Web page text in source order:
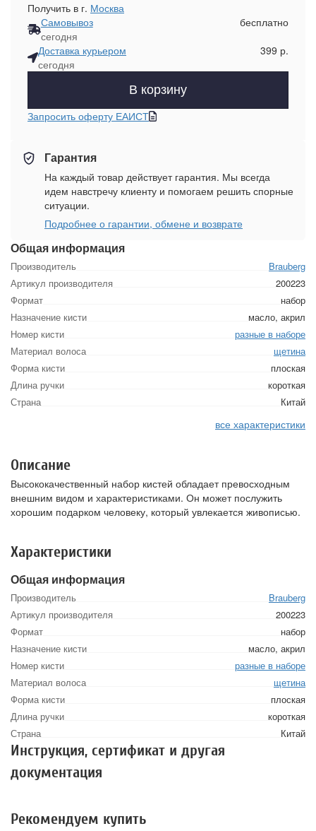
Общая информация
Производитель
Brauberg
Артикул производителя
200223
Формат
набор
Назначение кисти
масло, акрил
Номер кисти
разные в наборе
Материал волоса
щетина
Форма кисти
плоская
Длина ручки
короткая
Страна
Китай
все характеристики
Получить в г. Москва
Самовывоз
сегодня
бесплатно
Доставка курьером
сегодня
399 р.
В корзину
Запросить оферту ЕАИСТ
Гарантия
На каждый товар действует гарантия. Мы всегда
идем навстречу клиенту и помогаем решить спорные
ситуации.
Подробнее о гарантии, обмене и возврате
Описание
Высококачественный набор кистей обладает превосходным
внешним видом и характеристиками. Он может послужить
хорошим подарком человеку, который увлекается живописью.
Характеристики
Общая информация
Производитель
Brauberg
Артикул производителя
200223
Формат
набор
Назначение кисти
масло, акрил
Номер кисти
разные в наборе
Материал волоса
щетина
Форма кисти
плоская
Длина ручки
короткая
Страна
Китай
Инструкция, сертификат и другая
документация
Рекомендуем купить